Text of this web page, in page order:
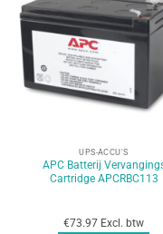
UPS-ACCU'S
APC Batterij
Cartridge APCRBC113
€73.97 Excl. btw